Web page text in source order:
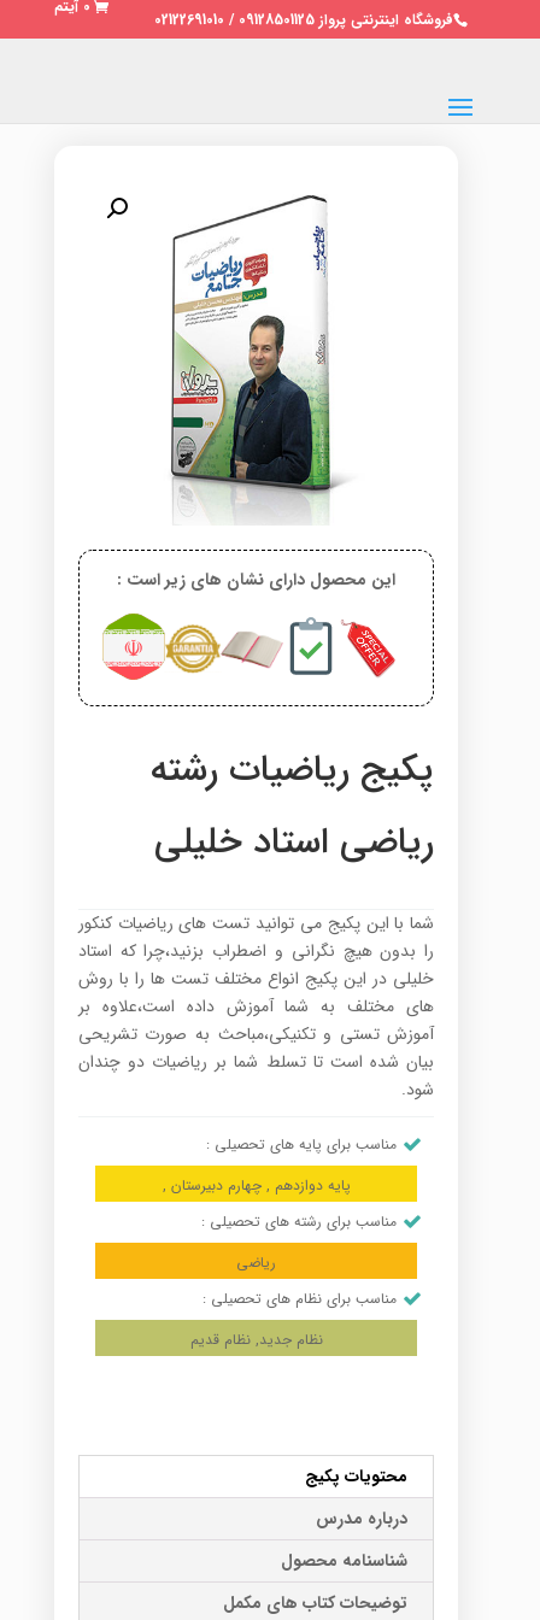
فروشگاه اینترنتی پرواز 09128501125 / 02122691010
0 آیتم
این محصول دارای نشان های زیر است :
پکیج ریاضیات رشته
ریاضی استاد خلیلی
شما با این پکیج می توانید تست های ریاضیات کنکور
را بدون هیچ نگرانی و اضطراب بزنید،چرا که استاد
خلیلی در این پکیج انواع مختلف تست ها را با روش
های مختلف به شما آموزش داده است،علاوه بر
آموزش تستی و تکنیکی،مباحث به صورت تشریحی
بیان شده است تا تسلط شما بر ریاضیات دو چندان
شود.
مناسب برای پایه های تحصیلی :
پایه دوازدهم , چهارم دبیرستان ,
مناسب برای رشته های تحصیلی :
ریاضی
مناسب برای نظام های تحصیلی :
نظام جدید, نظام قدیم
محتویات پکیج
درباره مدرس
شناسنامه محصول
توضیحات کتاب های مکمل